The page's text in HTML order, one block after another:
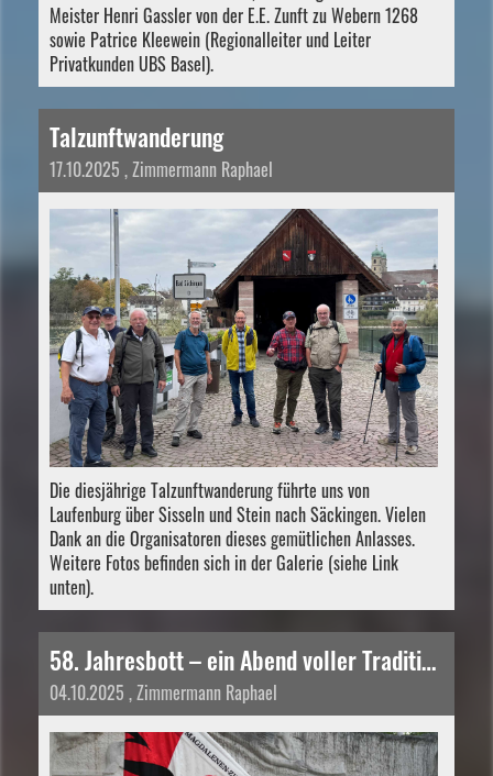
Meister Henri Gassler von der E.E. Zunft zu Webern 1268
sowie Patrice Kleewein (Regionalleiter und Leiter
Privatkunden UBS Basel).
Talzunftwanderung
17.10.2025 , Zimmermann Raphael
Die diesjährige Talzunftwanderung führte uns von
Laufenburg über Sisseln und Stein nach Säckingen. Vielen
Dank an die Organisatoren dieses gemütlichen Anlasses.
Weitere Fotos befinden sich in der Galerie (siehe Link
unten).
58. Jahresbott – ein Abend voller Tradition, Emotionen und Kameradschaft
04.10.2025 , Zimmermann Raphael